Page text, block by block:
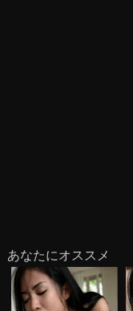
あなたにオススメ